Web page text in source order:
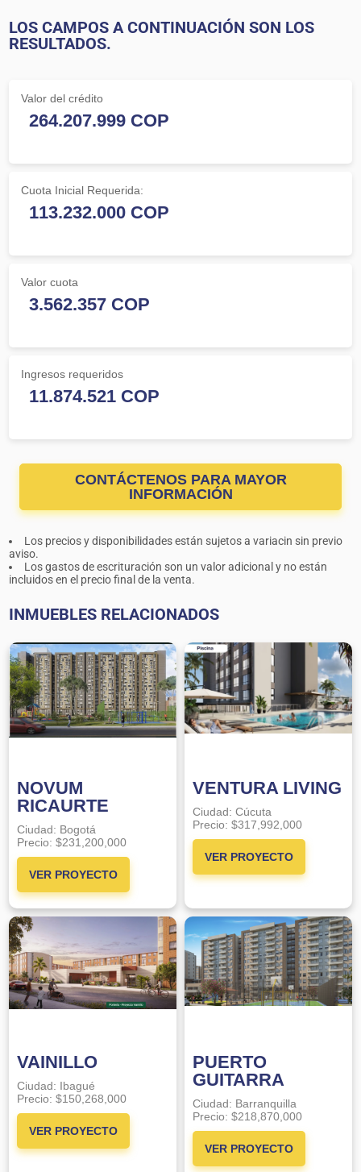
LOS CAMPOS A CONTINUACIÓN SON LOS
RESULTADOS.
Valor del crédito
Cuota Inicial Requerida:
Valor cuota
Ingresos requeridos
CONTÁCTENOS PARA MAYOR
INFORMACIÓN
Los precios y disponibilidades están sujetos a variacin sin previo
aviso.
Los gastos de escrituración son un valor adicional y no están
incluidos en el precio final de la venta.
INMUEBLES RELACIONADOS
NOVUM
RICAURTE
Ciudad: Bogotá
Precio:$231,200,000
VER PROYECTO
VENTURA LIVING
Ciudad: Cúcuta
Precio: $317,992,000
VER PROYECTO
VAINILLO
Ciudad: Ibagué
Precio:$150,268,000
VER PROYECTO
PUERTO
GUITARRA
Ciudad: Barranquilla
Precio: $218,870,000
VER PROYECTO